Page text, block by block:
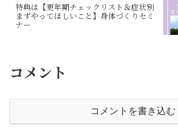
特典は【更年期チェックリスト＆症状別
まずやってほしいこと】身体づくりセミ
ナー
コメント
コメントを書き込む